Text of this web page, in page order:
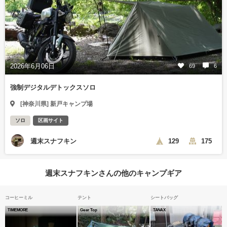
2026年6月06日 69 6
強制デジタルデトックスソロ
[神奈川県] 新戸キャンプ場
ソロ 区画サイト
週末スナフキン 129 175
週末スナフキンさんの他のキャンプギア
コーヒーミル
TIMEMORE
テント
Geer Top
シートバッグ
TANAX